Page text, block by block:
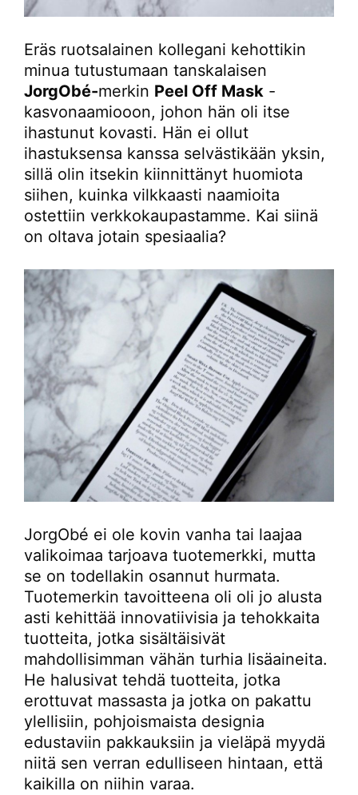
Eräs ruotsalainen kollegani kehottikin
minua tutustumaan tanskalaisen
JorgObé-merkin Peel Off Mask -
kasvonaamiooon, johon hän oli itse
ihastunut kovasti. Hän ei ollut
ihastuksensa kanssa selvästikään yksin,
sillä olin itsekin kiinnittänyt huomiota
siihen, kuinka vilkkaasti naamioita
ostettiin verkkokaupastamme. Kai siinä
on oltava jotain spesiaalia?
JorgObé ei ole kovin vanha tai laajaa
valikoimaa tarjoava tuotemerkki, mutta
se on todellakin osannut hurmata.
Tuotemerkin tavoitteena oli oli jo alusta
asti kehittää innovatiivisia ja tehokkaita
tuotteita, jotka sisältäisivät
mahdollisimman vähän turhia lisäaineita.
He halusivat tehdä tuotteita, jotka
erottuvat massasta ja jotka on pakattu
ylellisiin, pohjoismaista designia
edustaviin pakkauksiin ja vieläpä myydä
niitä sen verran edulliseen hintaan, että
kaikilla on niihin varaa.